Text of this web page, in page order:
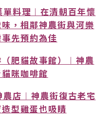
料理︱在清朝百年懷
，相鄰神農街與河樂
先預約為佳
肥貓故事館）︱神農
咪咖啡館
店︱神農街復古老宅
型雞蛋也吸睛